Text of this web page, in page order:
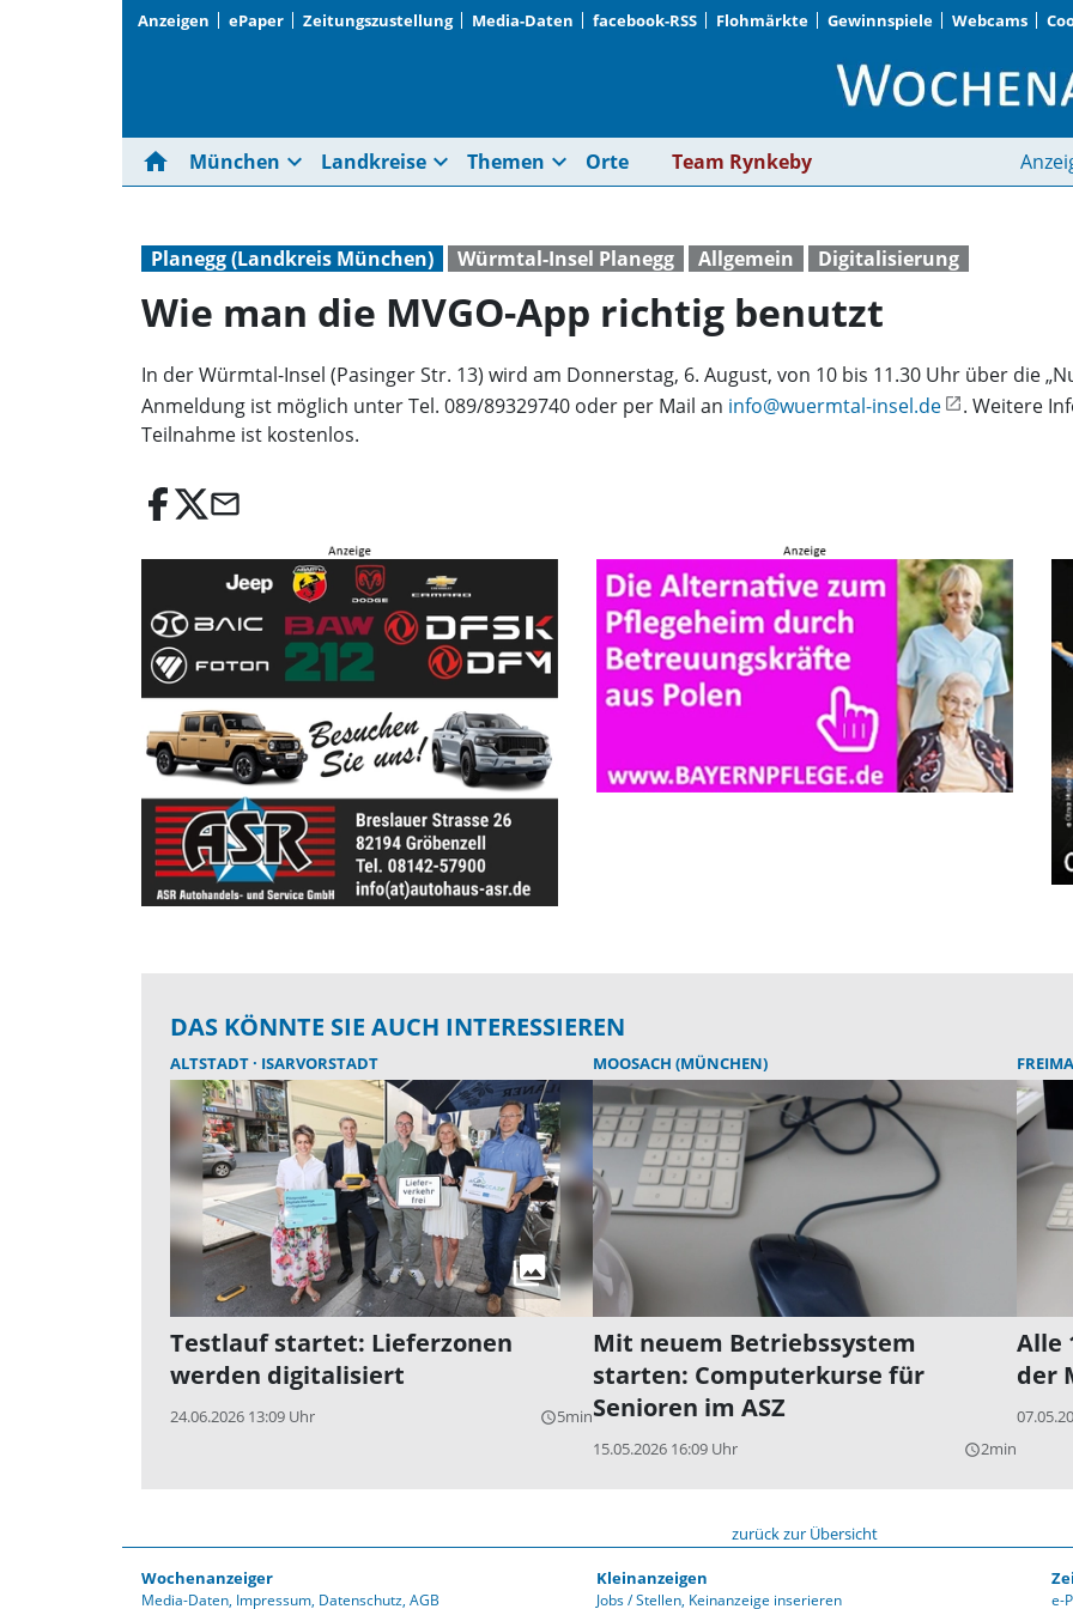
Anzeigen ePaper Zeitungszustellung Media-Daten facebook-RSS Flohmärkte Gewinnspiele Webcams
Wie man die
home München expand_more Landkreise expand_more Themen expand_more Orte Team Rynkeby
Planegg (Landkreis München) Würmtal-Insel Planegg Allgemein Digitalisierung
Wie man die MVGO-App richtig benutzt
In der Würmtal-Insel (Pasinger Str. 13) wird am Donnerstag, 6. August, von 10 bis 11.30 Uhr über die
Anmeldung ist möglich unter Tel. 089/89329740 oder per Mail an info@wuermtal-insel.de
. Weitere
Teilnahme ist kostenlos.
email
DAS KÖNNTE SIE AUCH INTERESSIEREN
ALTSTADT ISARVORSTADT
Testlauf startet: Lieferzonen
werden digitalisiert
24.06.2026 13:09 Uhr query_builder5min
MOOSACH (MÜNCHEN)
Mit neuem Betriebssystem
starten: Computerkurse für
Senioren im ASZ
15.05.2026 16:09 Uhr query_builder2min
Alle
der
zurück zur Übersicht
Wochenanzeiger
Media-Daten Impressum Datenschutz AGB
Kleinanzeigen
Jobs / Stellen Keinanzeige inserieren e-